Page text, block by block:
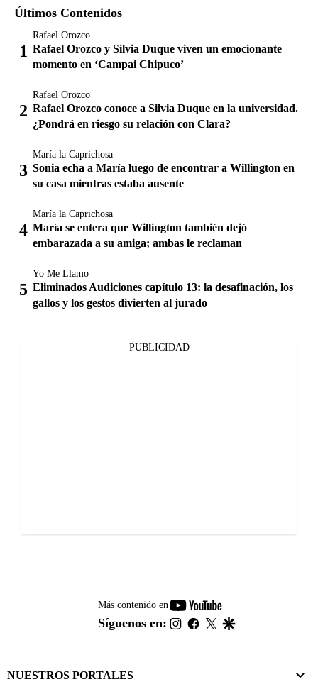
Últimos Contenidos
Rafael Orozco
Rafael Orozco y Silvia Duque viven un emocionante
momento en ‘Campai Chipuco’
Rafael Orozco
Rafael Orozco conoce a Silvia Duque en la universidad.
¿Pondrá en riesgo su relación con Clara?
María la Caprichosa
Sonia echa a María luego de encontrar a Willington en
su casa mientras estaba ausente
María la Caprichosa
María se entera que Willington también dejó
embarazada a su amiga; ambas le reclaman
Yo Me Llamo
Eliminados Audiciones capítulo 13: la desafinación, los
gallos y los gestos divierten al jurado
PUBLICIDAD
Más contenido en
youtube-
footer
Síguenos en: instagram
facebook
twitter
NUESTROS PORTALES